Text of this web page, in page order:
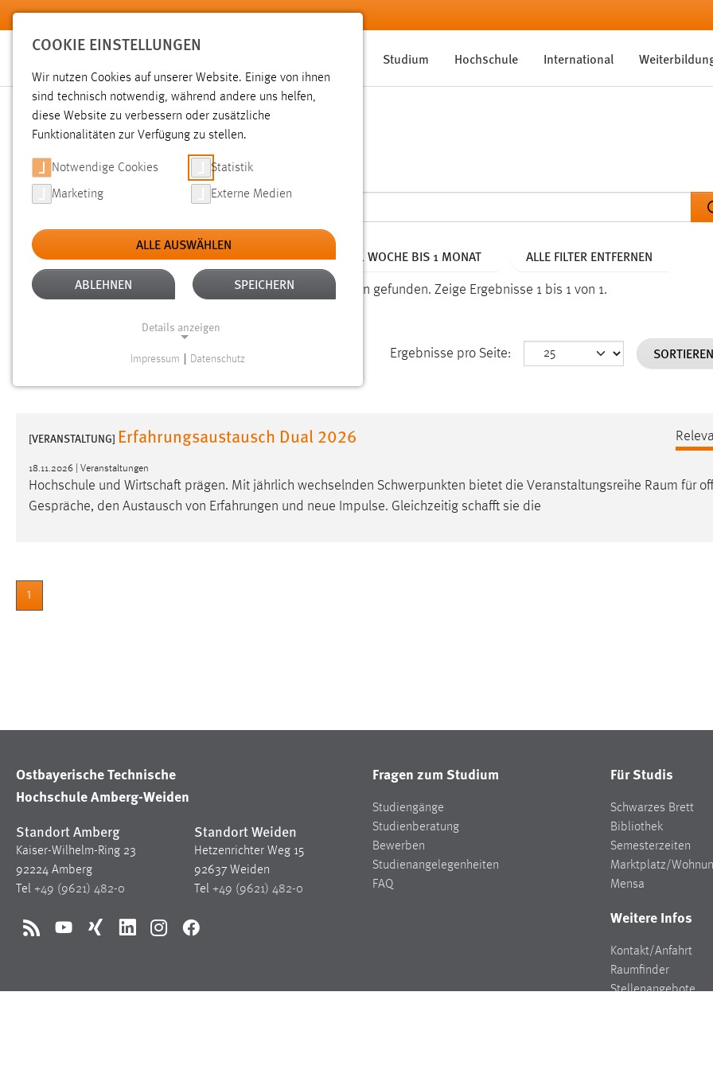
Zum Hauptinhalt springen
Studium Hochschule International
SUCHE
Aktive Filter: TYP: NEWS/VERANSTALTUNGEN ALTER: 1 WOCHE BIS 1 MONAT ALLE FILTER ENTFERNEN
Gesucht nach "raum". Es wurde 1 Ergebnis in 31 Millisekunden gefunden. Zeige Ergebnisse 1 bis 1 von 1.
Ergebnisse pro Seite:
[VERANSTALTUNG] Erfahrungsaustausch Dual 2026
18.11.2026 | Veranstaltungen
Hochschule und Wirtschaft prägen. Mit jährlich wechselnden Schwerpunkten bietet die Veranstaltungsreihe Raum für
Gespräche, den Austausch von Erfahrungen und neue Impulse. Gleichzeitig schafft sie die
1
Ostbayerische Technische
Hochschule Amberg-Weiden
Standort Amberg
Kaiser-Wilhelm-Ring 23
92224 Amberg
Tel +49 (9621) 482-0
Standort Weiden
Hetzenrichter Weg 15
92637 Weiden
Tel +49 (9621) 482-0
RSS YouTubeXing LinkedInInstagramFacebook
Fragen zum Studium
Studiengänge
Studienberatung
Bewerben
Studienangelegenheiten
FAQ
Für Studis
Schwarzes Brett
Bibliothek
Semesterzeiten
Marktplatz/
Mensa
Weitere Infos
Kontakt/Anfahrt
Raumfinder
Stellenangebote
COOKIE EINSTELLUNGEN
Wir nutzen Cookies auf unserer Website. Einige von ihnen
sind technisch notwendig, während andere uns helfen,
diese Website zu verbessern oder zusätzliche
Funktionalitäten zur Verfügung zu stellen.
Notwendige Cookies Statistik
Marketing Externe Medien
ALLE AUSWÄHLEN
ABLEHNEN SPEICHERN
Details anzeigen
Website erforderlich.
Einverständnis
Name: cookie_consent
Sprachpräferenz
Zweck:
Das Cookie speichert die gewählte
Sprache der Website.
Cookie Laufzeit:
mibew_locale, mibew-chat-frame-style-
Impressum Datenschutz